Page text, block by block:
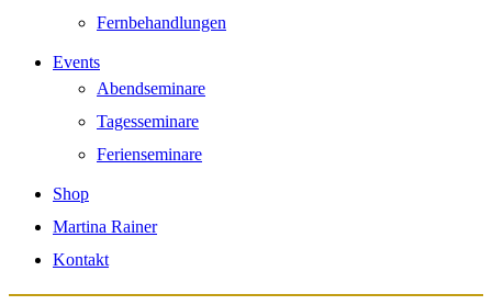
Fernbehandlungen
Events
Abendseminare
Tagesseminare
Ferienseminare
Shop
Martina Rainer
Kontakt